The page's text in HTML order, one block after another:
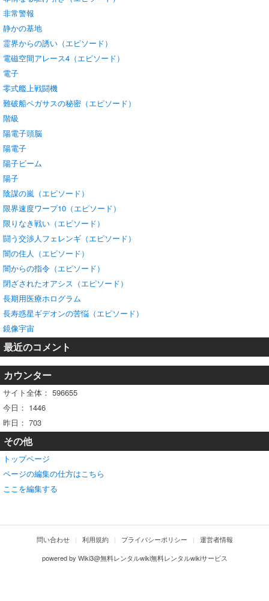
非常警報
静かの基地
霊界からの誘い（エピソード）
電磁空間アレース4（エピソード）
電子
零式艦上戦闘機
難破船ペガサスの秘密（エピソード）
階級
陽電子頭脳
陽電子
陽子ビーム
陽子
陰謀の嵐（エピソード）
限界速度ワープ10（エピソード）
限りなき戦い（エピソード）
闘う交渉人フェレンギ（エピソード）
闇の住人（エピソード）
闇からの指令（エピソード）
閉ざされたオアシス（エピソード）
長期用医療ホログラム
長寿惑星ギデオンの苦悩（エピソード）
鏡像宇宙
最近のコメント
カウンター
サイト全体： 596655
今日： 1446
昨日： 703
その他
トップページ
ページの編集の仕方はこちら
ここを編集する
問い合わせ 利用規約 プライバシーポリシー
運営者情報
powered by Wiki3@無料レンタルwiki無料レンタルwikiサービス